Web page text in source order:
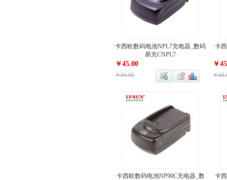
卡西欧数码电池NPL7充电器_数码
易充CNPL7
￥45.00
￥68.00
卡
￥
￥
卡西欧数码电池NP90C充电器_数
卡